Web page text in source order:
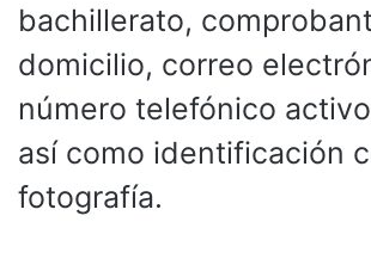
bachillerato,
domicilio, correo
número telefónico
así como identificación
fotografía.